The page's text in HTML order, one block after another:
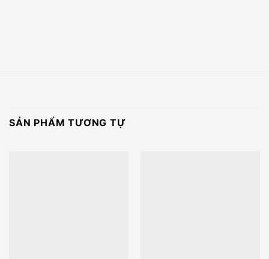
SẢN PHẨM TƯƠNG TỰ